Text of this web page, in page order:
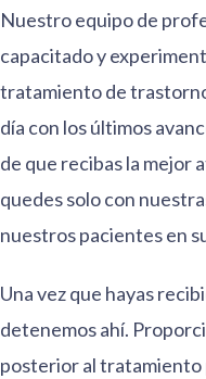
Nuestro equipo de
capacitado y
tratamiento de
día con los últimos
de que recibas la mejor
quedes solo con
nuestros pacientes en
Una vez que hayas
detenemos ahí.
posterior al